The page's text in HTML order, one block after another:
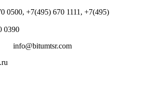
0500, +7(495) 670 1111, +7(495)
0390
info@bitumtsr.com